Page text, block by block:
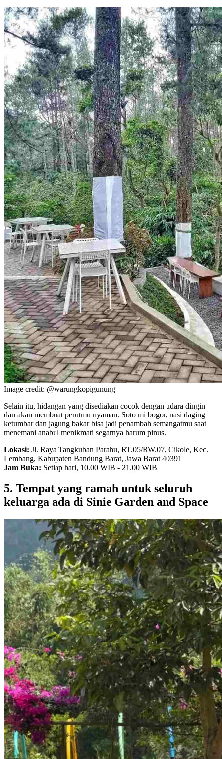
Image credit: @warungkopigunung
Selain itu, hidangan yang disediakan cocok dengan udara dingin
dan akan membuat perutmu nyaman. Soto mi bogor, nasi daging
ketumbar dan jagung bakar bisa jadi penambah semangatmu saat
menemani anabul menikmati segarnya harum pinus.
Lokasi: Jl. Raya Tangkuban Parahu, RT.05/RW.07, Cikole, Kec.
Lembang, Kabupaten Bandung Barat, Jawa Barat 40391
Jam Buka: Setiap hari, 10.00 WIB - 21.00 WIB
5. Tempat yang ramah untuk seluruh
keluarga ada di Sinie Garden and Space